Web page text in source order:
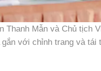
Thanh Mẫn và Chủ tịch
gắn với chỉnh trang và